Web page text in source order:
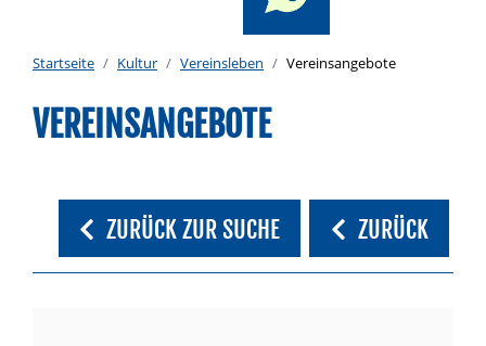
Startseite Kultur Vereinsleben Vereinsangebote
VEREINSANGEBOTE
ZURÜCK ZUR SUCHE ZURÜCK